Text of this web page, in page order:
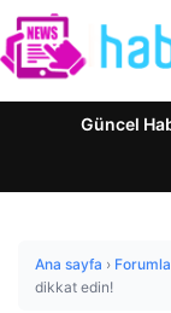
Güncel
Ana sayfa ›
dikkat edin!